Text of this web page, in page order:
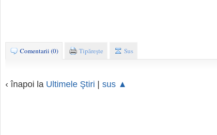
Comentarii (0) Tipăreşte Sus
‹ înapoi la Ultimele Ştiri | sus ▲